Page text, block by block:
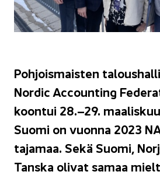
Poh­jois­mais­ten
Nor­dic Accoun­ting
koon­tui 28.–29.
Suomi on vuon­na 2023
ta­ja­maa. Sekä Suomi,
Tans­ka oli­vat samaa